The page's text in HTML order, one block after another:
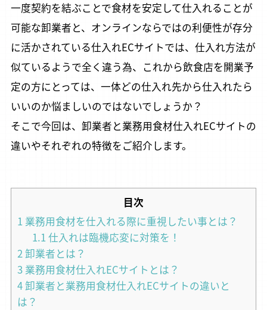
一度契約を結ぶことで食材を安定して仕入れることが
可能な卸業者と、オンラインならではの利便性が存分
に活かされている仕入れECサイトでは、仕入れ方法が
似ているようで全く違う為、これから飲食店を開業予
定の方にとっては、一体どの仕入れ先から仕入れたら
いいのか悩ましいのではないでしょうか？
そこで今回は、卸業者と業務用食材仕入れECサイトの
違いやそれぞれの特徴をご紹介します。
目次
1業務用食材を仕入れる際に重視したい事とは？
1.1仕入れは臨機応変に対策を！
2卸業者とは？
3業務用食材仕入れECサイトとは？
4卸業者と業務用食材仕入れECサイトの違いと
は？